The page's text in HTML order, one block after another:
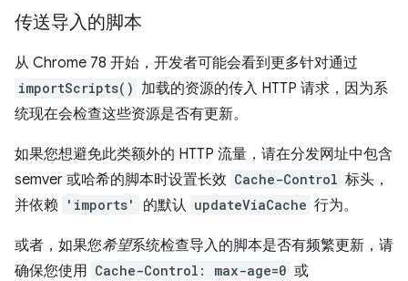
传送导入的脚本
从 Chrome 78 开始，开发者可能会看到更多针对通过
importScripts() 加载的资源的传入 HTTP 请求，因为系
统现在会检查这些资源是否有更新。
如果您想避免此类额外的 HTTP 流量，请在分发网址中包含
semver 或哈希的脚本时设置长效 Cache-Control 标头，
并依赖 'imports' 的默认 updateViaCache 行为。
或者，如果您希望系统检查导入的脚本是否有频繁更新，请
确保您使用 Cache-Control: max-age=0 或